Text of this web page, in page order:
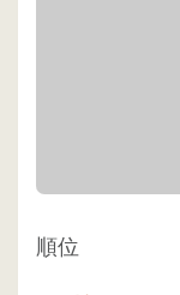
順位